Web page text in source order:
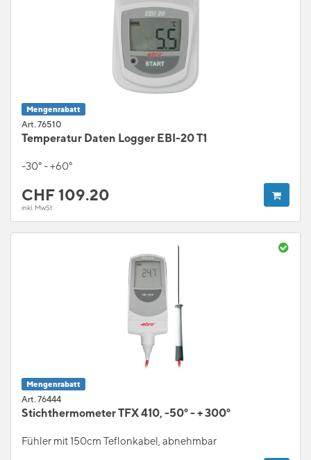
Mengenrabatt
Art. 76510
Temperatur Daten Logger EBI-20 T1
-30° - +60°
CHF 109.20
inkl. MwSt.
Mengenrabatt
Art. 76444
Stichthermometer TFX 410, -50° - + 300°
Fühler mit 150cm Teflonkabel, abnehmbar